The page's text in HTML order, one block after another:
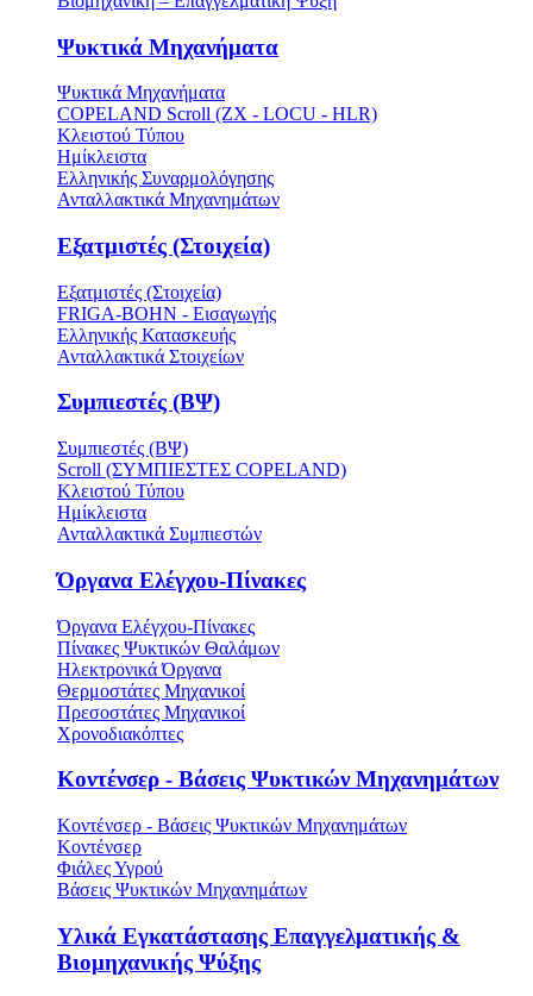
Ψυκτικά Μηχανήματα
Ψυκτικά Μηχανήματα
COPELAND Scroll (ZX - LOCU - HLR)
Κλειστού Τύπου
Ημίκλειστα
Ελληνικής Συναρμολόγησης
Ανταλλακτικά Μηχανημάτων
Εξατμιστές (Στοιχεία)
Εξατμιστές (Στοιχεία)
FRIGA-BOHN - Εισαγωγής
Ελληνικής Κατασκευής
Ανταλλακτικά Στοιχείων
Συμπιεστές (ΒΨ)
Συμπιεστές (ΒΨ)
Scroll (ΣΥΜΠΙΕΣΤΕΣ COPELAND)
Κλειστού Τύπου
Ημίκλειστα
Ανταλλακτικά Συμπιεστών
Όργανα Ελέγχου-Πίνακες
Όργανα Ελέγχου-Πίνακες
Πίνακες Ψυκτικών Θαλάμων
Ηλεκτρονικά Όργανα
Θερμοστάτες Μηχανικοί
Πρεσοστάτες Μηχανικοί
Χρονοδιακόπτες
Κοντένσερ - Βάσεις Ψυκτικών Μηχανημάτων
Κοντένσερ - Βάσεις Ψυκτικών Μηχανημάτων
Κοντένσερ
Φιάλες Υγρού
Βάσεις Ψυκτικών Μηχανημάτων
Υλικά Εγκατάστασης Επαγγελματικής &
Βιομηχανικής Ψύξης